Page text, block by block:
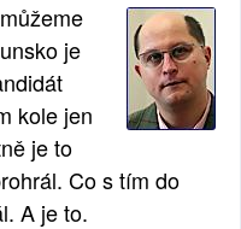
je
kole jen
je to
Co s tím do
A je to.